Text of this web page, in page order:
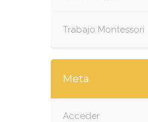
Trabajo Montessori
Meta
Acceder